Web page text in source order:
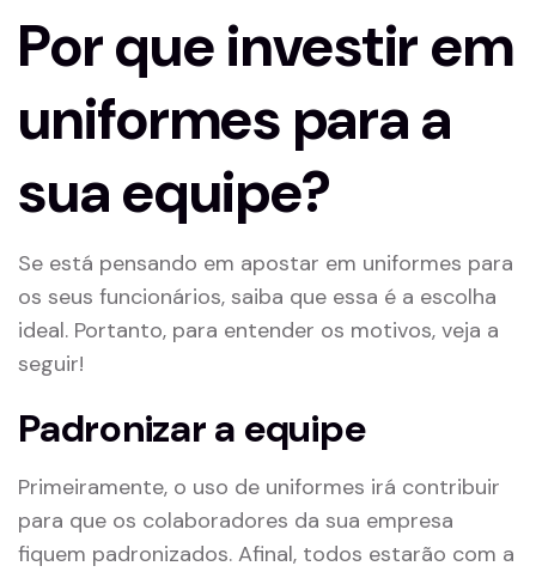
Por que investir em
uniformes para a
sua equipe?
Se está pensando em apostar em uniformes para
os seus funcionários, saiba que essa é a escolha
ideal. Portanto, para entender os motivos, veja a
seguir!
Padronizar a equipe
Primeiramente, o uso de uniformes irá contribuir
para que os colaboradores da sua empresa
fiquem padronizados. Afinal, todos estarão com a